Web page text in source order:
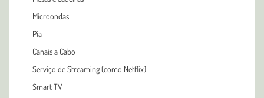
Microondas
Pia
Canais a Cabo
Serviço de Streaming (como Netflix)
Smart TV